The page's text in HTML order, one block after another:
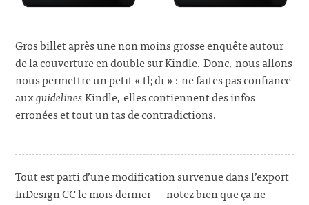
Gros billet après une non moins grosse enquête autour
de la couverture en double sur Kindle. Donc, nous allons
nous permettre un petit « tl;dr » : ne faites pas confiance
auxguidelinesKindle, elles contiennent des infos
erronées et tout un tas de contradictions.
Tout est parti d’une modification survenue dans l’export
InDesign CC le mois dernier — notez bien que ça ne